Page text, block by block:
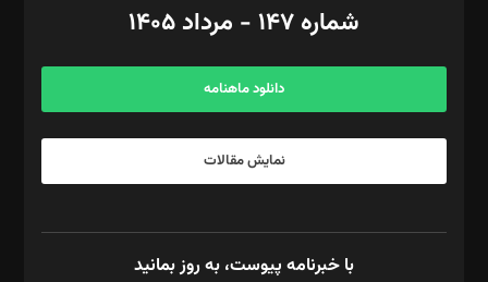
آگهی و مشترکین: ۰۹۱۹۹۹۹۰۴۵۴
شماره ۱۴۷ - مرداد ۱۴۰۵
دانلود ماهنامه
نمایش مقالات
با خبرنامه پیوست، به روز بمانید